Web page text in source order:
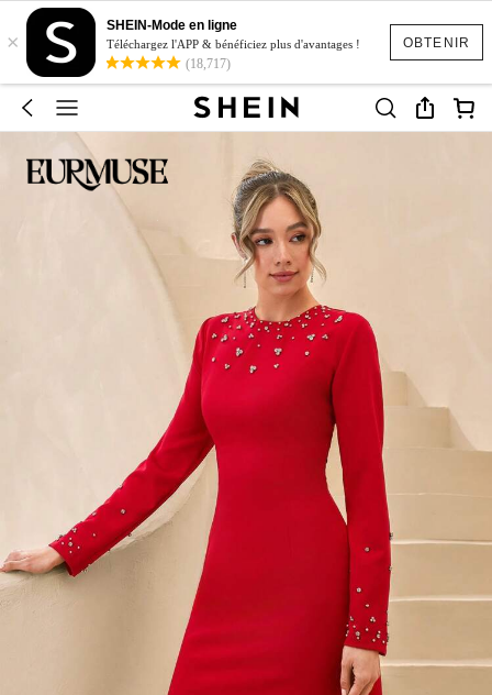
OBTENIR
×
SHEIN-Mode en ligne
Téléchargez l'APP & bénéficiez plus d'avantages !
(18,717)